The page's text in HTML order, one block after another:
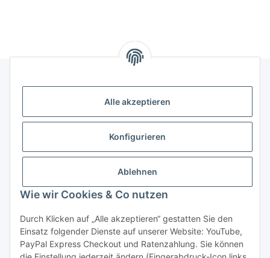
Alle akzeptieren
Konfigurieren
Ablehnen
Wie wir Cookies & Co nutzen
Durch Klicken auf „Alle akzeptieren“ gestatten Sie den
Einsatz folgender Dienste auf unserer Website: YouTube,
PayPal Express Checkout und Ratenzahlung. Sie können
Versand- und Zahlungsarten